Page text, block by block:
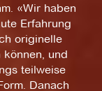
«Wir haben
Erfahrung
originelle
und
teilweise
Danach